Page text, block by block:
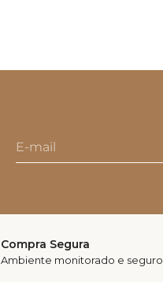
Compra Segura
Ambiente monitorado e seguro